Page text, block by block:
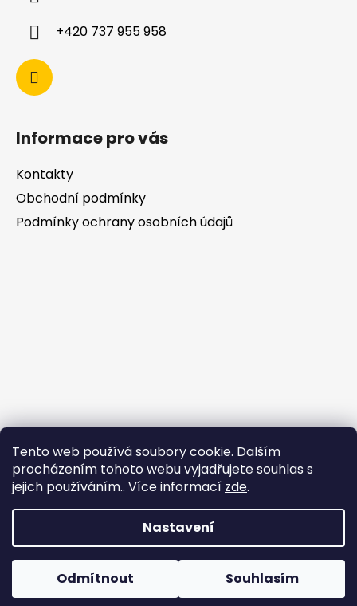
Tento web používá soubory cookie. Dalším
procházením tohoto webu vyjadřujete souhlas s
jejich používáním.. Více informací zde.
Nastavení
Odmítnout Souhlasím
+420 737 955 958
Informace pro vás
Kontakty
Obchodní podmínky
Podmínky ochrany osobních údajů
Tvorba e-shopu: Ondřej Doležal
Vytvořil Shoptet
Copyright 2026
. Všechna práva
vyhrazena.